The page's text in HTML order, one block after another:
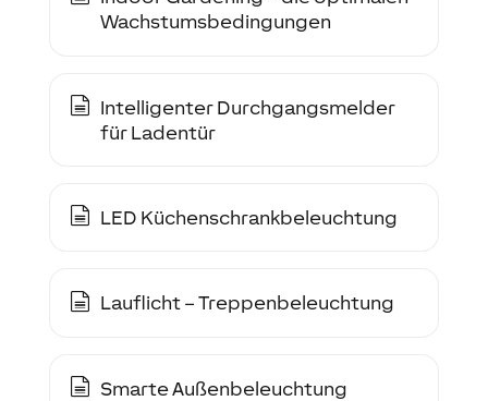
Wachstumsbedingungen
Intelligenter Durchgangsmelder
für Ladentür
LED Küchenschrankbeleuchtung
Lauflicht – Treppenbeleuchtung
Smarte Außenbeleuchtung